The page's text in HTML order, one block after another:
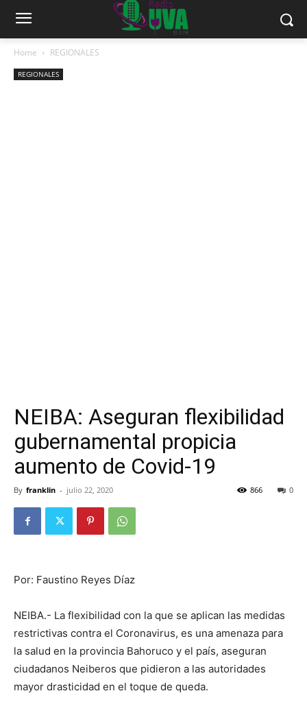
Home REGIONALES
REGIONALES
NEIBA: Aseguran flexibilidad
gubernamental propicia
aumento de Covid-19
By franklin - julio 22, 2020 0
866
Por: Faustino Reyes Díaz
NEIBA.- La flexibilidad con la que se aplican las medidas
restrictivas contra el Coronavirus, es una amenaza para
la salud en la provincia Bahoruco y el país, aseguran
ciudadanos Neiberos que pidieron a las autoridades
mayor drasticidad en el toque de queda.